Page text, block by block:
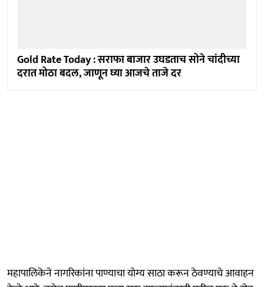
Gold Rate Today : सराफा बाजार उघडताच सोने चांदीच्या
दरात मोठा बदल, जाणून घ्या आजचे ताजे दर
महापालिकेने नागरिकांना पाण्याचा योग्य साठा करून ठेवण्याचे आवाहन